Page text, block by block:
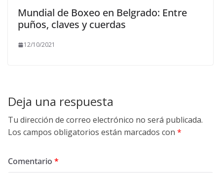
Mundial de Boxeo en Belgrado: Entre
puños, claves y cuerdas
12/10/2021
Deja una respuesta
Tu dirección de correo electrónico no será publicada.
Los campos obligatorios están marcados con *
Comentario *